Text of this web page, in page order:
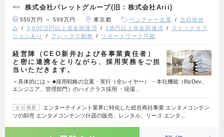
株式会社パレットグループ(旧：株式会社Arii)
550万円 ～ 599万円 東京都 ベンチャー企業
土日祝休
み
3,000万円以上資金調達済 1億円以上資金調達済
ストックオプ
ションあり
フレックス勤務 リモートワーク可能
経営陣（CEO新井および各事業責任者）
と密に連携をとりながら、採用実務をご担
当いただきます。
＜具体的には＞ ■採用戦略の立案・実行（全レイヤー） ・本社機能（BizDev、
エンジニア、管理部門）のハイクラス採用 ・現場…
会社概要
エンターテイメント業界に特化した総合商社事業 エンタメコンテン
ツの卸売 エンタメコンテンツ什器の販売、レンタル、リース エンタ…